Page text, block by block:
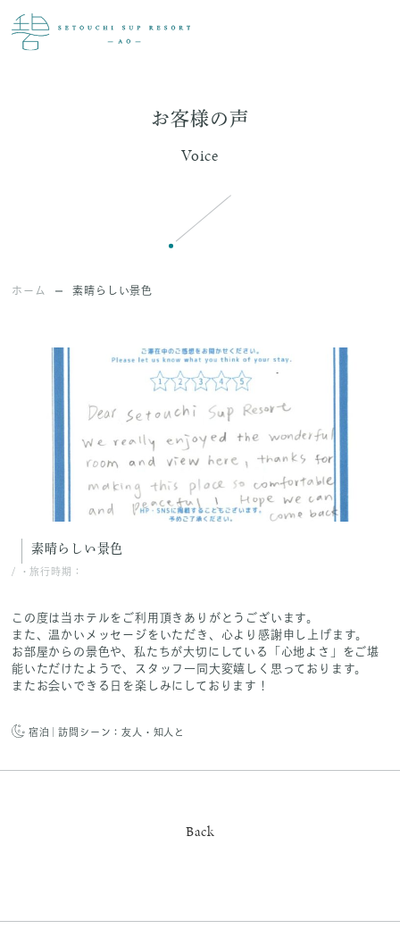
お客様の声
Voice
ホーム 素晴らしい景色
素晴らしい景色
/ ・旅行時期：
この度は当ホテルをご利用頂きありがとうございます。
また、温かいメッセージをいただき、心より感謝申し上げます。
お部屋からの景色や、私たちが大切にしている「心地よさ」をご堪
能いただけたようで、スタッフ一同大変嬉しく思っております。
またお会いできる日を楽しみにしております！
宿泊 訪問シーン：友人・知人と
Back